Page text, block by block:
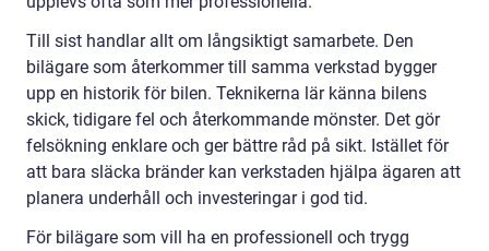
Till sist handlar allt om långsiktigt samarbete. Den
bilägare som återkommer till samma verkstad bygger
upp en historik för bilen. Teknikerna lär känna bilens
skick, tidigare fel och återkommande mönster. Det gör
felsökning enklare och ger bättre råd på sikt. Istället för
att bara släcka bränder kan verkstaden hjälpa ägaren att
planera underhåll och investeringar i god tid.
För bilägare som vill ha en professionell och trygg